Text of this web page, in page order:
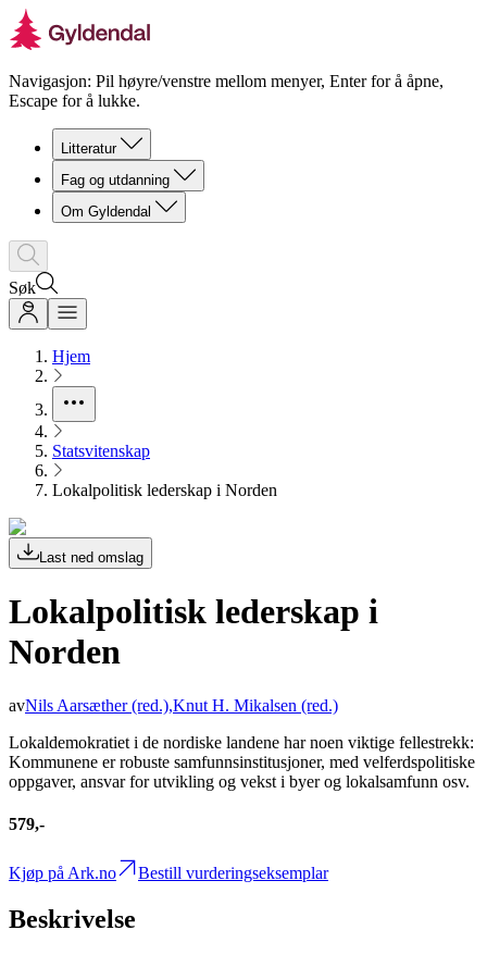
Navigasjon: Pil høyre/venstre mellom menyer, Enter for å åpne,
Escape for å lukke.
Litteratur
Fag og utdanning
Om Gyldendal
Søk
Hjem
Statsvitenskap
Lokalpolitisk lederskap i Norden
Last ned omslag
Lokalpolitisk lederskap i
Norden
avNils Aarsæther(red.),Knut H. Mikalsen (red.)
Lokaldemokratiet i de nordiske landene har noen viktige fellestrekk:
Kommunene er robuste samfunnsinstitusjoner, med velferdspolitiske
oppgaver, ansvar for utvikling og vekst i byer og lokalsamfunn osv.
579,-
Kjøp på Ark.no Bestill vurderingseksemplar
Beskrivelse